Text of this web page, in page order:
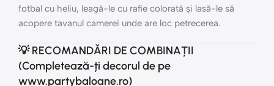
fotbal cu heliu, leagă-le cu rafie colorată și lasă-le să
acopere tavanul camerei unde are loc petrecerea.
💡 RECOMANDĂRI DE COMBINAȚII
(Completează-ți decorul de pe
www.partybaloane.ro)